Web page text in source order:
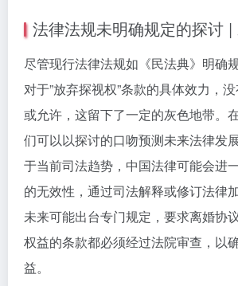
法律法规未明确规定的探讨
尽管现行法律法规如《民法典》明确
对于”放弃探视权”条款的具体效力，
或允许，这留下了一定的灰色地带。
们可以以探讨的口吻预测未来法律发
于当前司法趋势，中国法律可能会进
的无效性，通过司法解释或修订法律
未来可能出台专门规定，要求离婚协
权益的条款都必须经过法院审查，以
益。